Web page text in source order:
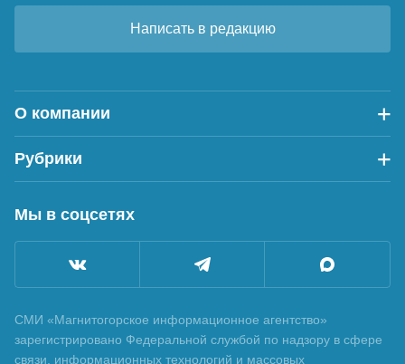
Написать в редакцию
О компании
Рубрики
Мы в соцсетях
СМИ «Магнитогорское информационное агентство»
зарегистрировано Федеральной службой по надзору в сфере
связи, информационных технологий и массовых